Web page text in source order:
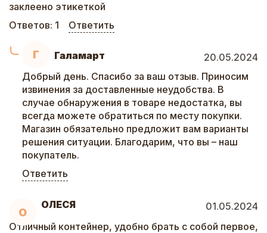
заклеено этикеткой
Ответов: 1 Ответить
Г Галамарт
20.05.2024
Добрый день. Спасибо за ваш отзыв. Приносим
извинения за доставленные неудобства. В
случае обнаружения в товаре недостатка, вы
всегда можете обратиться по месту покупки.
Магазин обязательно предложит вам варианты
решения ситуации. Благодарим, что вы – наш
покупатель.
Ответить
О
ОЛЕСЯ
01.05.2024
Отличный контейнер, удобно брать с собой первое,